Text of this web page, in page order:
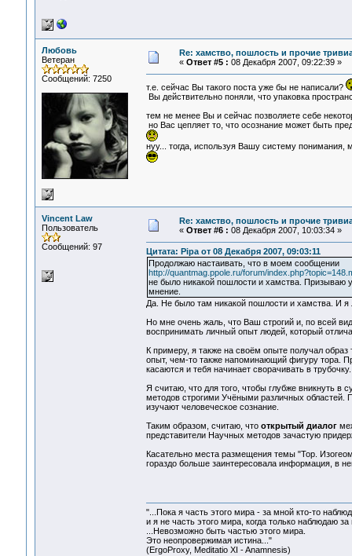
Любовь
Ветеран
Сообщений: 7250
Re: хамство, пошлость и прочие
« Ответ #5 : 08 Декабря 2007, 09:22:39 »
т.е. сейчас Вы такого поста уже бы не написали?
Вы действительно поняли, что упаковка
тем не менее Вы и сейчас позволяете себе
но Вас цепляет то, что осознание может быть
нуу... тогда, используя Вашу систему понимания,
Vincent Law
Пользователь
Сообщений: 97
Re: хамство, пошлость и прочие
« Ответ #6 : 08 Декабря 2007, 10:03:34 »
Цитата: Pipa от 08 Декабря 2007, 09:03:11
Продолжаю настаивать, что в моем сообщении
http://quantmag.ppole.ru/forum/
не было никакой пошлости и хамства. Призываю
мнение.
Да. Не было там никакой пошлости и хамства. И
Но мне очень жаль, что Ваш строгий и, по всей
воспринимать личный опыт людей, который
К примеру, я также на своём опыте получал
опыт, чем-то также напоминающий фигуру тора.
касаются и тебя начинает сворачивать в трубочку.
Я считаю, что для того, чтобы глубже вникнуть
методов строгими Учёными различных областей.
изучают человеческое сознание.
Таким образом, считаю, что открытый диалог
представители Научных методов зачастую
Касательно места размещения темы "Тор.
гораздо больше заинтересовала информация, в
"...Пока я часть этого мира - за мной кто-то
и я не часть этого мира, когда только наблюдаю
...Невозможно быть частью этого мира.
Это неопровержимая истина..."
(ErgoProxy, Meditatio XI - Anamnesis)